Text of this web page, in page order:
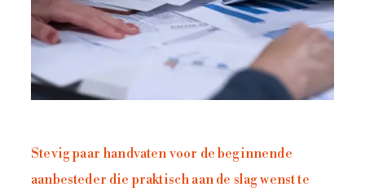
Stevig paar handvaten voor de beginnende
aanbesteder die praktisch aan de slag wenst te